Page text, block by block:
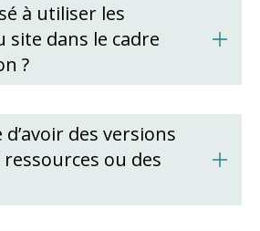
à utiliser les
site dans le cadre
?
des versions
ou des